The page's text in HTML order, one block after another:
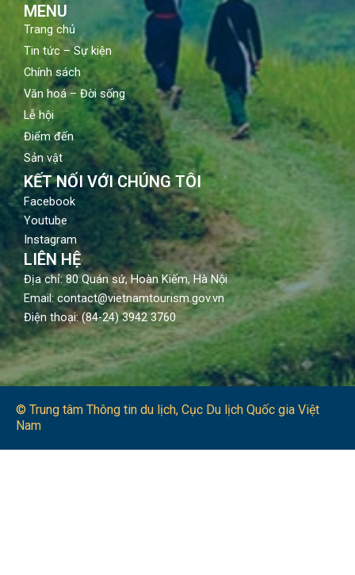
MENU
Trang chủ
Tin tức – Sự kiện
Chính sách
Văn hoá – Đời sống
Lễ hội
Điểm đến
Sản vật
KẾT NỐI VỚI CHÚNG TÔI
Facebook
Youtube
Instagram
LIÊN HỆ
Địa chỉ: 80 Quán sứ, Hoàn Kiếm, Hà Nội
Email: contact@vietnamtourism.gov.vn
Điện thoại: (84-24) 3942 3760
© Trung tâm Thông tin du lịch​, Cục Du lịch Quốc gia Việt
Nam